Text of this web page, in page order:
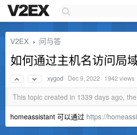
V2EX › 问与答
如何通过主机名访问局
xygod · Dec 9, 2022 · 1942 views
This topic created in 1339 days ago,
homeassistant 可以通过 https://